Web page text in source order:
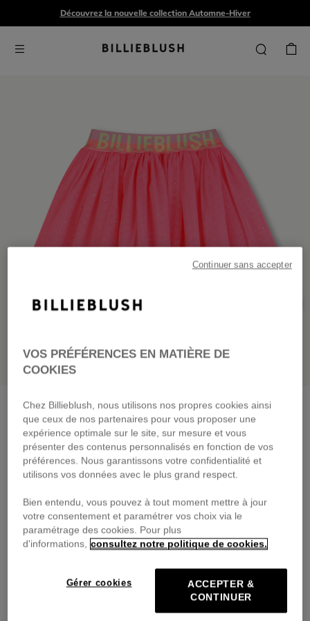
Découvrez la nouvelle collection Automne-Hiver
Jupon en tulle pailletérose fluo
dès 59,00 €
Payez en 4 fois sans frais avec
🔒Paiement sécurisé & retours faciles
DESCRIPTION
COMPOSITION
VOS PRÉFÉRENCES EN MATIÈRE DE
COOKIES
Chez Billieblush, nous utilisons nos propres cookies ainsi
que ceux de nos partenaires pour vous proposer une
expérience optimale sur le site, sur mesure et vous
présenter des contenus personnalisés en fonction de vos
préférences. Nous garantissons votre confidentialité et
utilisons vos données avec le plus grand respect.
Bien entendu, vous pouvez à tout moment mettre à jour
votre consentement et paramétrer vos choix via le
paramétrage des cookies. Pour plus
d'informations, consultez notre politique de cookies.
Gérer cookies
ACCEPTER &
CONTINUER
Continuer sans accepter